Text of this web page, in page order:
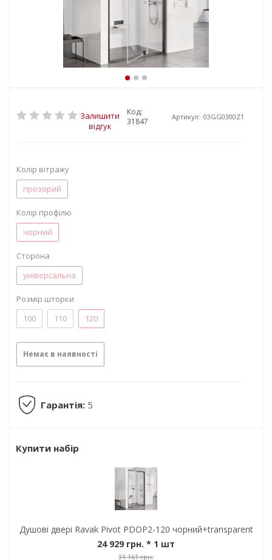
Залишити
відгук
Код:
31847
Артикул: 03GG0300Z1
Колір вітражу
прозорий
Колір профілю
чорний
Сторона
універсальна
Розмір шторки
100
110 120
Немає в наявності
Гарантія: 5
Купити набір
Душові двері Ravak Pivot PDOP2-120 чорний+transparent
24 929 грн. * 1 шт
31 161 грн.